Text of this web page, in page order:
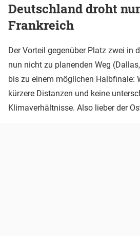
Deutschland droht
Frankreich
Der Vorteil gegenüber Platz zwei in
nun nicht zu planenden Weg
bis zu einem möglichen Halbfinale:
kürzere Distanzen und keine
Klimaverhältnisse. Also lieber der